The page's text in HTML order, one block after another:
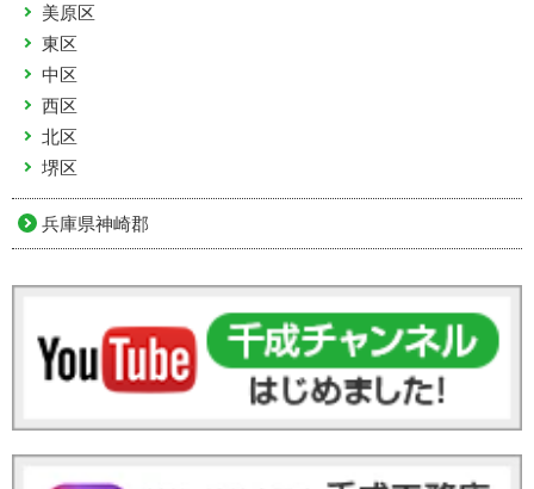
美原区
東区
中区
西区
北区
堺区
兵庫県神崎郡